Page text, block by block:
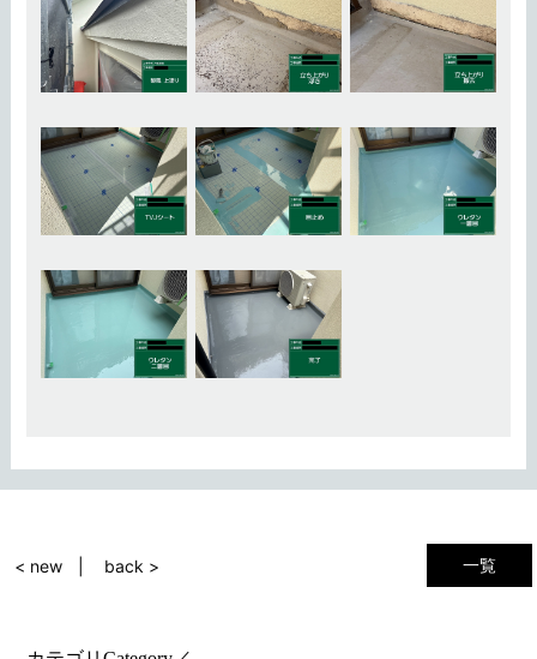
一覧
< new back >